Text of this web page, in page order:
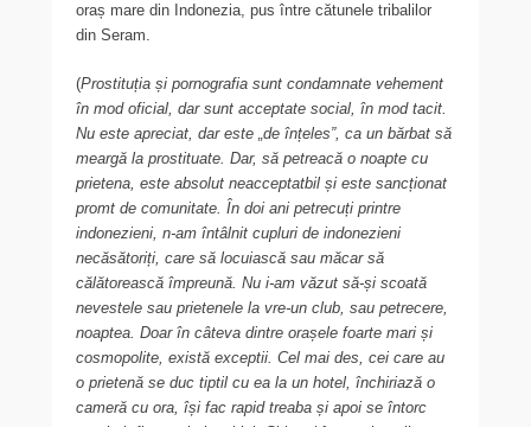
oraș mare din Indonezia, pus între cătunele tribalilor
din Seram.
(Prostituția și pornografia sunt condamnate vehement
în mod oficial, dar sunt acceptate social, în mod tacit.
Nu este apreciat, dar este „de înțeles”, ca un bărbat să
meargă la prostituate. Dar, să petreacă o noapte cu
prietena, este absolut neacceptatbil și este sancționat
promt de comunitate. În doi ani petrecuți printre
indonezieni, n-am întâlnit cupluri de indonezieni
necăsătoriți, care să locuiască sau măcar să
călătorească împreună. Nu i-am văzut să-și scoată
nevestele sau prietenele la vre-un club, sau petrecere,
noaptea. Doar în câteva dintre orașele foarte mari și
cosmopolite, există exceptii. Cel mai des, cei care au
o prietenă se duc tiptil cu ea la un hotel, închiriază o
cameră cu ora, își fac rapid treaba și apoi se întorc